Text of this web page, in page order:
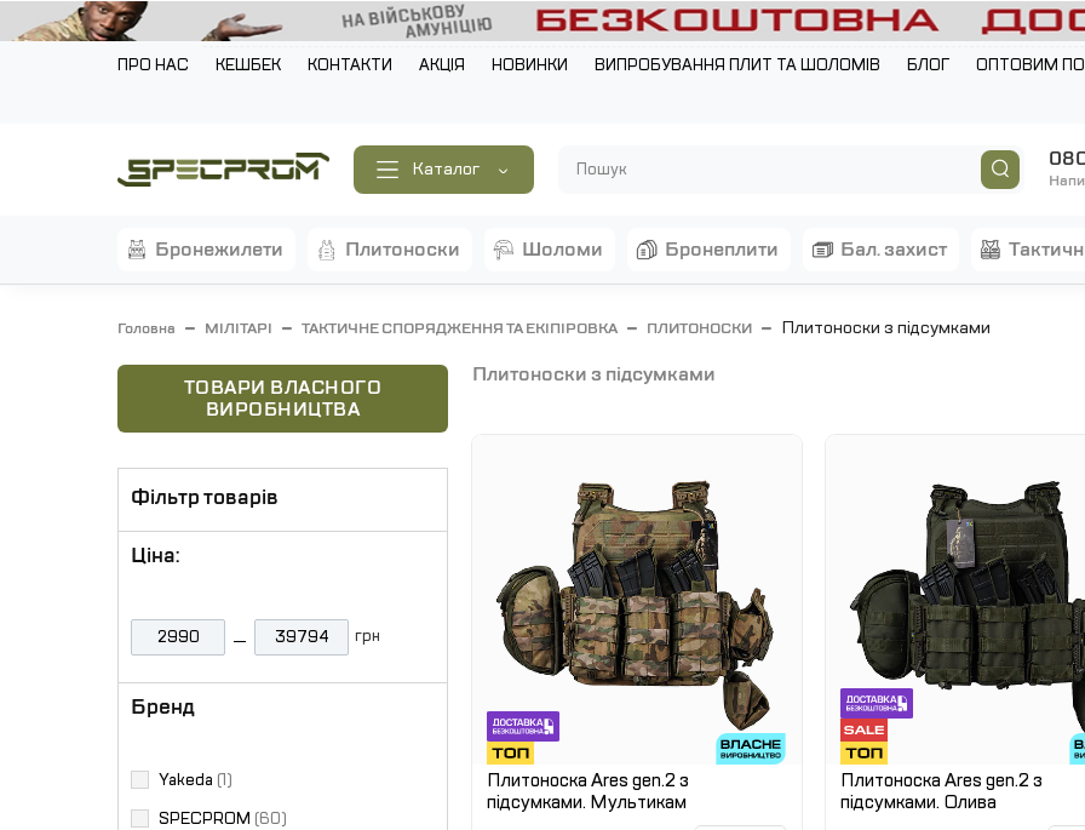
ПРО НАС КЕШБЕК КОНТАКТИ АКЦІЯ НОВИНКИ ВИПРОБУВАННЯ ПЛИТ ТА ШОЛОМІВ БЛОГ ОПТОВИМ
Каталог
бронежилети плитоноски шоломи бронеплити бал. захист
Головна МІЛІТАРІ ТАКТИЧНЕ СПОРЯДЖЕННЯ ТА ЕКІПІРОВКА ПЛИТОНОСКИ Плитоноски з підсумками
ТОВАРИ ВЛАСНОГО
ВИРОБНИЦТВА
Фільтр товарів
Ціна:
грн
Бренд
Yakeda (1)
SPECPROM (60)
плитоноски з підсумками
Плитоноска Ares gen.2 з
підсумками. Мультикам
Плитоноска Ares gen.2 з
підсумками. Олива